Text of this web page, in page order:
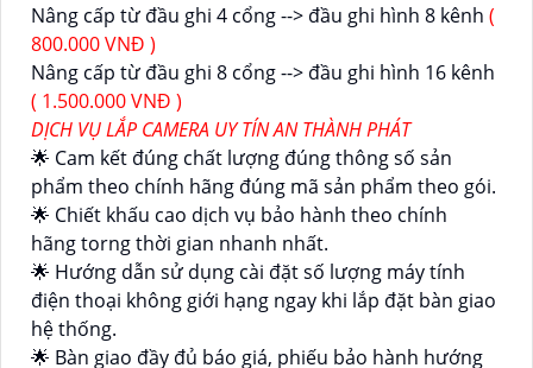
Nâng cấp từ đầu ghi 4 cổng --> đầu ghi hình 8 kênh (
800.000 VNĐ )
Nâng cấp từ đầu ghi 8 cổng --> đầu ghi hình 16 kênh
( 1.500.000 VNĐ )
DỊCH VỤ LẮP CAMERA UY TÍN AN THÀNH PHÁT
🌟 Cam kết đúng chất lượng đúng thông số sản
phẩm theo chính hãng đúng mã sản phẩm theo gói.
🌟 Chiết khấu cao dịch vụ bảo hành theo chính
hãng torng thời gian nhanh nhất.
🌟 Hướng dẫn sử dụng cài đặt số lượng máy tính
điện thoại không giới hạng ngay khi lắp đặt bàn giao
hệ thống.
🌟 Bàn giao đầy đủ báo giá, phiếu bảo hành hướng